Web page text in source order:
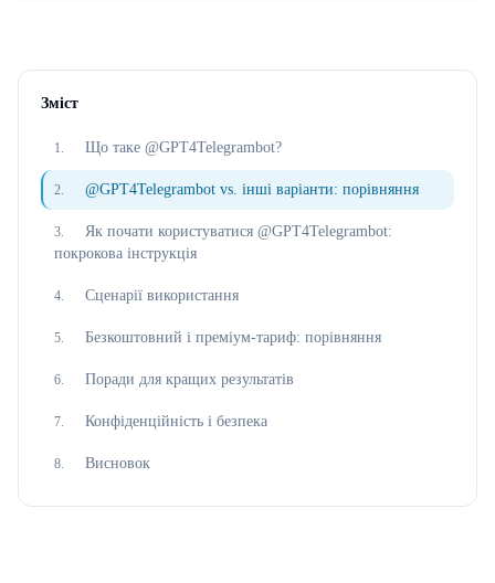
Зміст
1. Що таке @GPT4Telegrambot?
2. @GPT4Telegrambot vs. інші варіанти: порівняння
3.
Як почати користуватися @GPT4Telegrambot:
покрокова інструкція
4. Сценарії використання
5. Безкоштовний і преміум-тариф: порівняння
6. Поради для кращих результатів
7. Конфіденційність і безпека
8. Висновок